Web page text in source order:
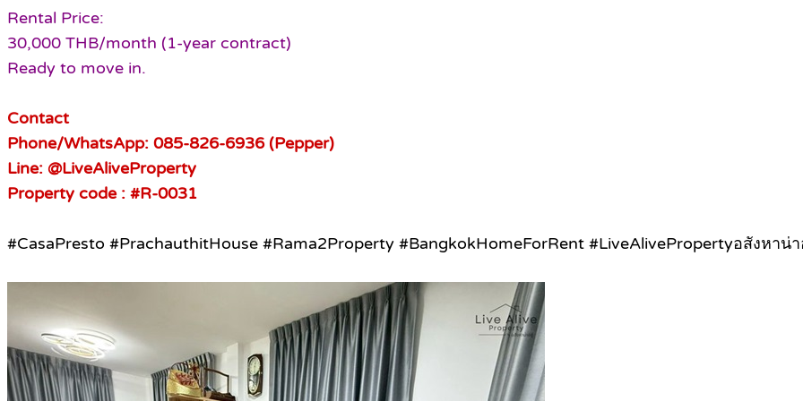
Rental Price:
30,000 THB/month (1-year contract)
Ready to move in.
Contact
Phone/WhatsApp: 085-826-6936 (Pepper)
Line: @LiveAliveProperty
Property code : #R-0031
#CasaPresto #PrachauthitHouse #Rama2Property #BangkokHomeForRent #LiveAlivePropertyอสังหาน่